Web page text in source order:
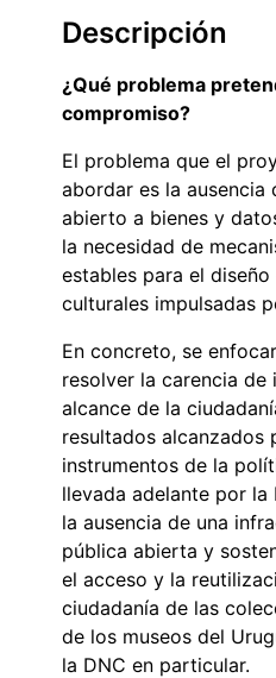
Descripción
¿Qué problema
compromiso?
El problema que el
abordar es la ausencia
abierto a bienes y
la necesidad de
estables para el
culturales impulsadas
En concreto, se
resolver la carencia de
alcance de la
resultados alcanzados
instrumentos de la
llevada adelante por
la ausencia de una
pública abierta y
el acceso y la
ciudadanía de las
de los museos del
la DNC en particular.